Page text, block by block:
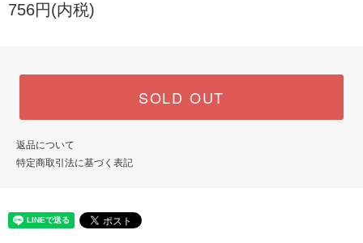
756円(内税)
SOLD OUT
返品について
特定商取引法に基づく表記